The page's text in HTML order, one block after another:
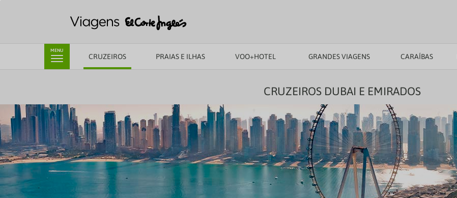
MENU
CRUZEIROS PRAIAS E ILHAS VOO+HOTEL GRANDES VIAGENS CARAÍBAS
CRUZEIROS DUBAI E EMIRADOS